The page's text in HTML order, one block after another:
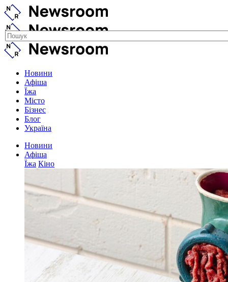
Новини
Афіша
Їжа
Місто
Бізнес
Блог
Україна
Новини
Афіша
Їжа Кіно